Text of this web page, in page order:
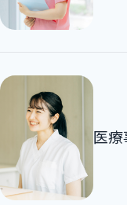
医